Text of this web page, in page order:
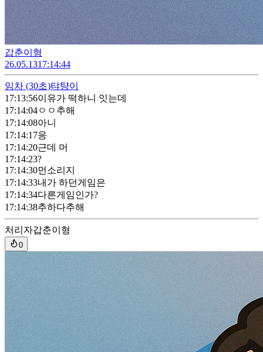
갑춘이형
26.05.1317:14:44
임차 (30초)탸턍이
17:13:56이유가 떡하니 잇는데
17:14:04ㅇㅇ추해
17:14:08아니
17:14:17응
17:14:20근데 머
17:14:23?
17:14:30먼소리지
17:14:33내가 하던게임은
17:14:34다른게임인가?
17:14:38추하다추해
처리자갑춘이형
0